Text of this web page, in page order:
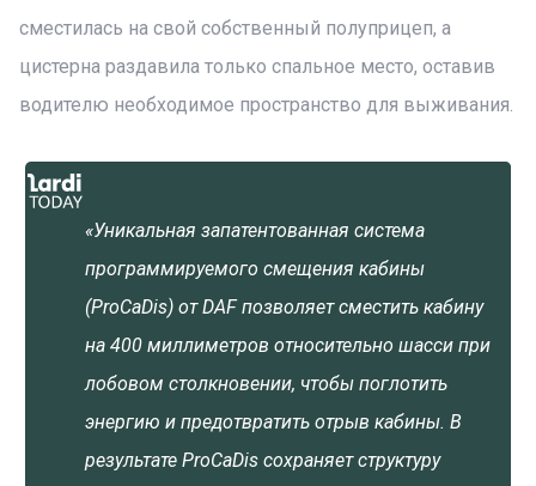
сместилась на свой собственный полуприцеп, а
цистерна раздавила только спальное место, оставив
водителю необходимое пространство для выживания.
«Уникальная запатентованная система
программируемого смещения кабины
(ProCaDis) от DAF позволяет сместить кабину
на 400 миллиметров относительно шасси при
лобовом столкновении, чтобы поглотить
энергию и предотвратить отрыв кабины. В
результате ProCaDis сохраняет структуру